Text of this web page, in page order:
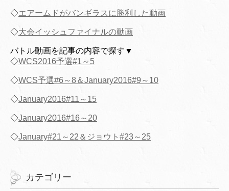
◇エアームドがバンギラスに勝利した動画
◇大会イッシュファイナルの動画
バトル動画を記事の内容で探す▼
◇WCS2016予選#1～5
◇WCS予選#6～8＆January2016#9～10
◇January2016#11～15
◇January2016#16～20
◇January#21～22＆ジョウト#23～25
カテゴリー